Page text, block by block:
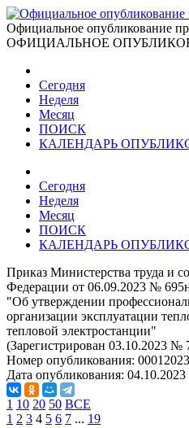
Официальное опубликование
ОФИЦИАЛЬНОЕ
Сегодня
Неделя
Месяц
ПОИСК
КАЛЕНДАРЬ
Сегодня
Неделя
Месяц
ПОИСК
КАЛЕНДАРЬ
Приказ Министерства труда и
Федерации от 06.09.2023 №
"Об утверждении
организации эксплуатации
тепловой электростанции"
(Зарегистрирован 03.10.2023 №
Номер опубликования:
Дата опубликования: 04.10.2023
1 10 20 50 ВСЕ
1 2 3 4 5 6 7 ... 19